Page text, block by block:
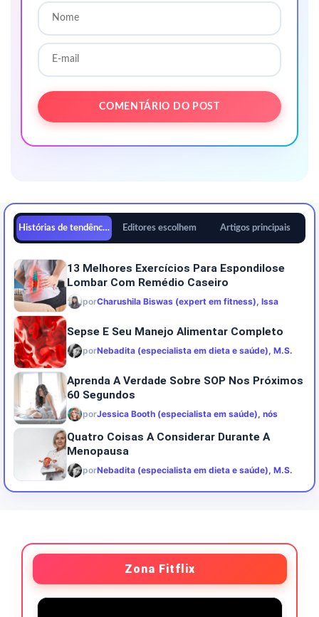
Histórias de tendências Editores escolhem Artigos principais
13 Melhores Exercícios Para Espondilose
Lombar Com Remédio Caseiro
porCharushila Biswas (expert em fitness), Issa
Sepse E Seu Manejo Alimentar Completo
porNebadita (especialista em dieta e saúde), M.S.
Aprenda A Verdade Sobre SOP Nos Próximos
60 Segundos
porJessica Booth (especialista em saúde), nós
Quatro Coisas A Considerar Durante A
Menopausa
porNebadita (especialista em dieta e saúde), M.S.
Zona Fitflix